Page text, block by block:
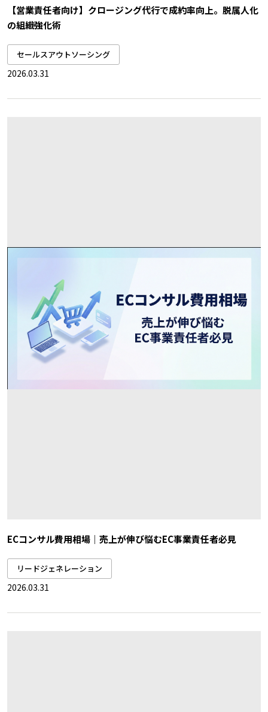
【営業責任者向け】クロージング代行で成約率向上。脱属人化
の組織強化術
セールスアウトソーシング
2026.03.31
ECコンサル費用相場｜売上が伸び悩むEC事業責任者必見
リードジェネレーション
2026.03.31